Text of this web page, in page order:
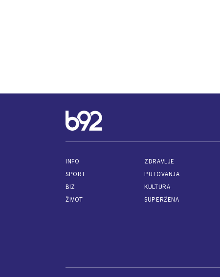
INFO
SPORT
BIZ
ŽIVOT
ZDRAVLJE
PUTOVANJA
KULTURA
SUPERŽENA